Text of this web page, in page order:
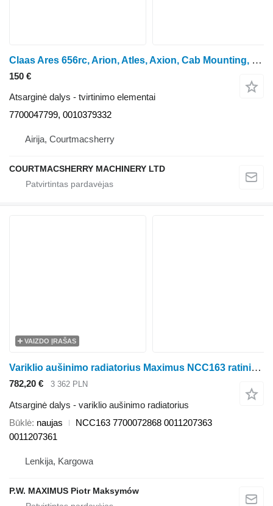
Claas Ares 656rc, Arion, Atles, Axion, Cab Mounting, Rod 7700047799, 0 ratinio traktoriaus
150 €
Atsarginė dalys - tvirtinimo elementai
7700047799, 0010379332
Airija, Courtmacsherry
COURTMACSHERRY MACHINERY LTD
VAIZDO ĮRAŠAS
Variklio aušinimo radiatorius Maximus NCC163 ratinio traktoriaus Claas AXION
782,20 € 3 362 PLN
Atsarginė dalys - variklio aušinimo radiatorius
Būklė naujas
NCC163 7700072868 0011207363
0011207361
Lenkija, Kargowa
P.W. MAXIMUS Piotr Maksymów